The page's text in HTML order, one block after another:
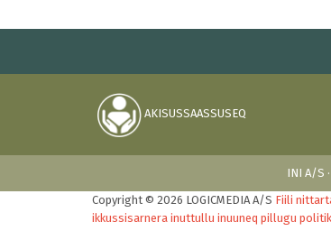
AKISUSSAASSUSEQ
INI A/S
Copyright © 2026 LOGICMEDIA A/S Fiili
ikkussisarnera inuttullu inuuneq pillugu